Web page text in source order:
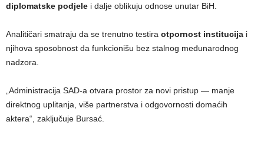
diplomatske podjele i dalje oblikuju odnose unutar BiH.
Analitičari smatraju da se trenutno testira otpornost institucija i
njihova sposobnost da funkcionišu bez stalnog međunarodnog
nadzora.
„Administracija SAD-a otvara prostor za novi pristup — manje
direktnog uplitanja, više partnerstva i odgovornosti domaćih
aktera“, zaključuje Bursać.